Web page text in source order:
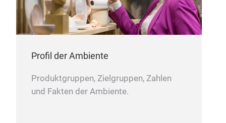
Profil der Ambiente
Produktgruppen, Zielgruppen, Zahlen
und Fakten der Ambiente.